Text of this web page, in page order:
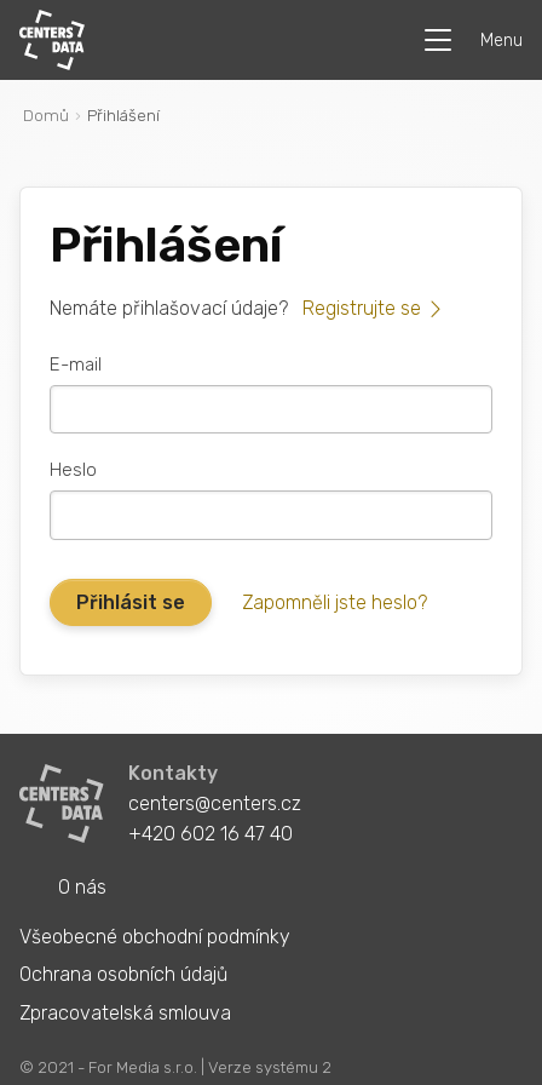
Menu
Domů Přihlášení
Přihlášení
Nemáte přihlašovací údaje? Registrujte se
E-mail
Heslo
Zapomněli jste heslo?
Kontakty
centers@centers.cz
+420 602 16 47 40
O nás
Všeobecné obchodní podmínky
Ochrana osobních údajů
Zpracovatelská smlouva
© 2021 - For Media s.r.o. | Verze systému 2